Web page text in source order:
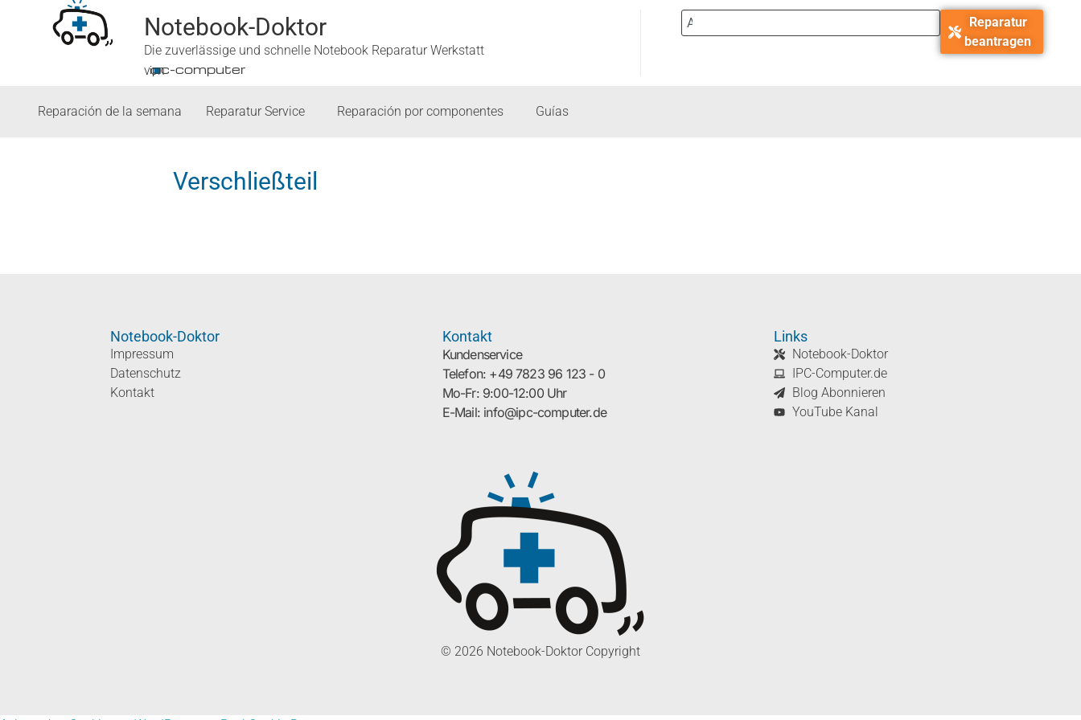
Notebook-Doktor
Die zuverlässige und schnelle Notebook Reparatur Werkstatt
von
■
ipc-computer
Reparatur
beantragen
Reparación de la semana Reparatur Service Reparación por componentes Guías
Verschließteil
Notebook-Doktor
Impressum
Datenschutz
Kontakt
Kontakt
Kundenservice
Telefon: +49 7823 96 123 - 0
Mo-Fr: 9:00-12:00 Uhr
E-Mail: info@ipc-computer.de
Links
Notebook-Doktor
IPC-Computer.de
Blog Abonnieren
YouTube Kanal
© 2026 Notebook-Doktor Copyright